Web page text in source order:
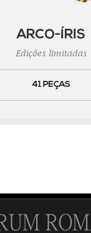
ARCO-ÍRIS
Edições limitadas
41 PEÇAS